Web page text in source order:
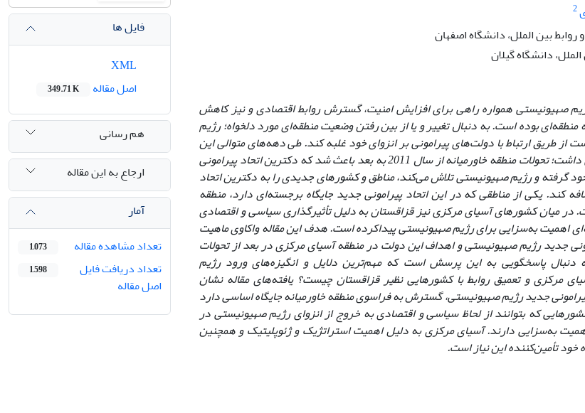
2
بین الملل، دانشگاه اصفهان
دانشگاه گیلان
صهیونیستی همواره راهی برای افزایش امنیت، گسترش روابط اقتصادی و نیز کاهش
بوده است. به دنبال تغییر و یا از بین رفتن وضعیت منطقه‌ای مورد دلخواه؛ رژیم
طریق ارتباط با دولت‌های پیرامونی بر انزوای خود غلبه کند. طی دهه‌های متوالی این
دکترین شکل نسبتا ثابتی داشت؛ تحولات منطقه خاورمیانه از سال 2011 به بعد باعث شد که دکترین اتحاد پیرامونی
گرفته و رژیم صهیونیستی تلاش می‌کند، مناطق و کشورهای جدیدی را به دکترین اتحاد
کند. یکی از مناطقی که در این اتحاد پیرامونی جدید جایگاه برجسته‌ای دارد، منطقه
در میان کشورهای آسیای مرکزی نیز قزاقستان به دلیل تأثیرگذاری سیاسی و اقتصادی
اهمیت به‌سزایی برای رژیم صهیونیستی پیداکرده است. هدف این مقاله واکاوی ماهیت
جدید رژیم صهیونیستی و اهداف این دولت در منطقه آسیای مرکزی در بعد از تحولات
به دنبال پاسخگویی به این پرسش است که مهم‌ترین دلایل و انگیزه‌های ورود رژیم
مرکزی و تعمیق روابط با کشورهایی نظیر قزاقستان چیست؟ یافته‌های مقاله نشان
جدید رژیم صهیونیستی، گسترش به فراسوی منطقه خاورمیانه جایگاه اساسی دارد
که بتوانند از لحاظ سیاسی و اقتصادی به خروج از انزوای رژیم صهیونیستی در
به‌سزایی دارند. آسیای مرکزی به دلیل اهمیت استراتژیک و ژئوپلیتیک و همچنین
تأمین‌کننده این نیاز است.
فایل ها
اصل مقاله
349.71 K
هم رسانی
ارجاع به این مقاله
آمار
تعداد مشاهده مقاله
1,073
تعداد دریافت فایل
اصل مقاله
1,598